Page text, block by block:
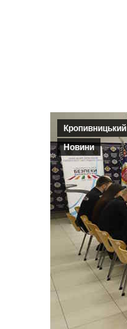
Кропивницький
Новини